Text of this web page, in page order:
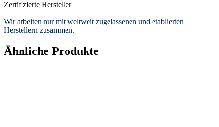
Zertifizierte Hersteller
Wir arbeiten nur mit weltweit zugelassenen und etablierten
Herstellern zusammen.
Ähnliche Produkte